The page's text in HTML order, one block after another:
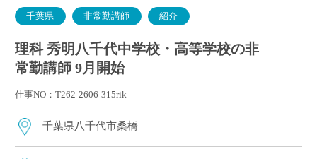
千葉県 非常勤講師 紹介
理科 秀明八千代中学校・高等学校の非
常勤講師 9月開始
仕事NO：T262-2606-315rik
千葉県八千代市桑橋